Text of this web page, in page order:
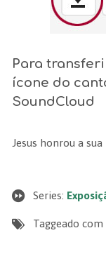
Para
ícone do
SoundCloud
Jesus honrou a
Series:
Taggeado com